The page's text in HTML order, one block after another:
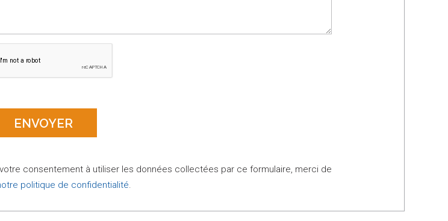
consentement à utiliser les données collectées par ce formulaire, merci de
politique de confidentialité.